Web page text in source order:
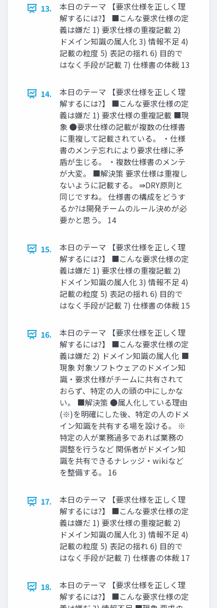
13.
本日のテーマ 【要求仕様を正しく理
解するには?】 ■こんな要求仕様の定
義は嫌だ 1) 要求仕様の重複記載 2)
ドメイン知識の属人化 3) 情報不足 4)
記載の粒度 5) 表記の揺れ 6) 目的で
はなく手段が記載 7) 仕様書の体裁 13
14.
本日のテーマ 【要求仕様を正しく理
解するには?】 ■こんな要求仕様の定
義は嫌だ 1) 要求仕様の重複記載 ■現
象 ●要求仕様の記載が複数の仕様書
に重複して記載されている。 ・仕様
書のメンテ忘れにより要求仕様に矛
盾が生じる。 ・複数仕様書のメンテ
が大変。 ■解決策 要求仕様は重複し
ないように記載する。 ⇛DRY原則と
同じですね。 仕様書の構成をどうす
るか?は開発チームのルール決めが必
要かと思う。 14
15.
本日のテーマ 【要求仕様を正しく理
解するには?】 ■こんな要求仕様の定
義は嫌だ 1) 要求仕様の重複記載 2)
ドメイン知識の属人化 3) 情報不足 4)
記載の粒度 5) 表記の揺れ 6) 目的で
はなく手段が記載 7) 仕様書の体裁 15
16.
本日のテーマ 【要求仕様を正しく理
解するには?】 ■こんな要求仕様の定
義は嫌だ 2) ドメイン知識の属人化 ■
現象 対象ソフトウェアのドメイン知
識・要求仕様がチームに共有されて
おらず、特定の人の頭の中にしかな
い。 ■解決策 ●属人化している理由
(※)を明確にした後、特定の人のドメ
イン知識を共有する場を設ける。 ※
特定の人が業務過多であれば業務の
調整を行うなど 関係者がドメイン知
識を共有できるナレッジ・wikiなど
を整備する。 16
17.
本日のテーマ 【要求仕様を正しく理
解するには?】 ■こんな要求仕様の定
義は嫌だ 1) 要求仕様の重複記載 2)
ドメイン知識の属人化 3) 情報不足 4)
記載の粒度 5) 表記の揺れ 6) 目的で
はなく手段が記載 7) 仕様書の体裁 17
18.
本日のテーマ 【要求仕様を正しく理
解するには?】 ■こんな要求仕様の定